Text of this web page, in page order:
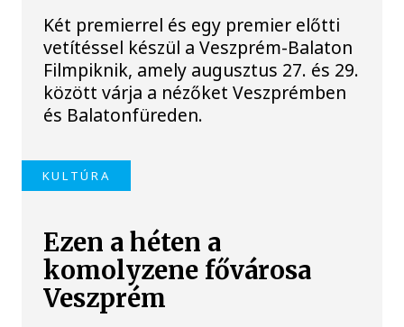
Két premierrel és egy premier előtti
vetítéssel készül a Veszprém-Balaton
Filmpiknik, amely augusztus 27. és 29.
között várja a nézőket Veszprémben
és Balatonfüreden.
KULTÚRA
Ezen a héten a
komolyzene fővárosa
Veszprém